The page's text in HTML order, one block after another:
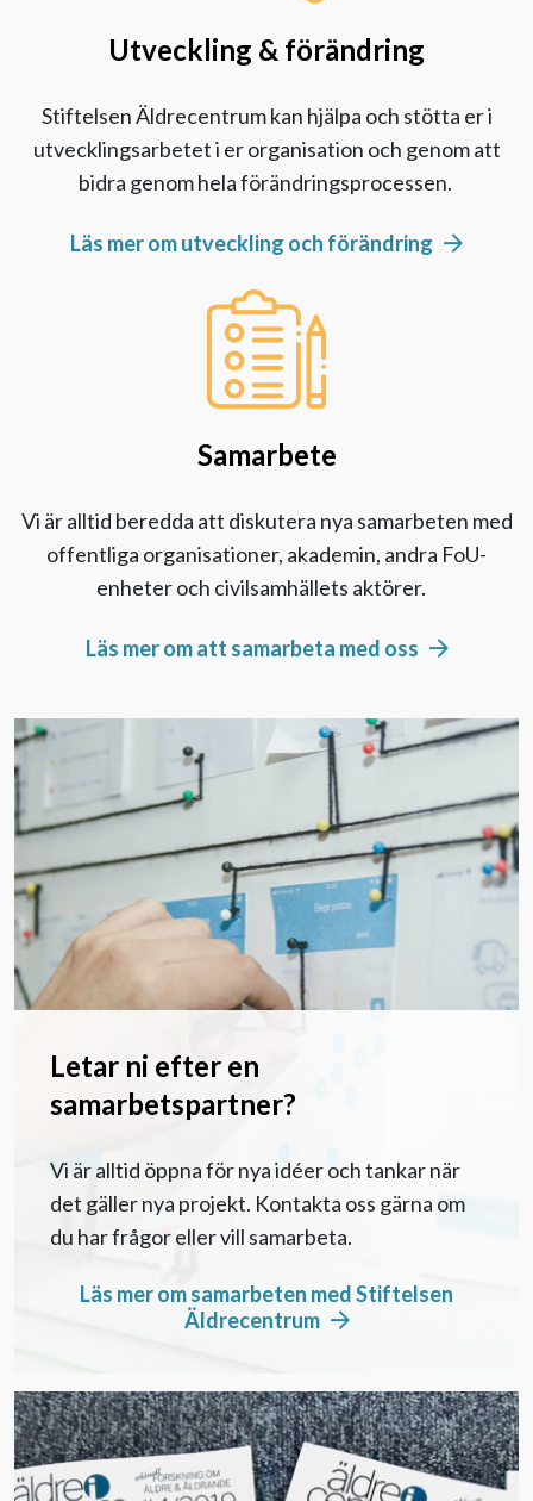
Utveckling & förändring
Stiftelsen Äldrecentrum kan hjälpa och stötta er i
utvecklingsarbetet i er organisation och genom att
bidra genom hela förändringsprocessen.
Läs mer om utveckling och förändring
Samarbete
Vi är alltid beredda att diskutera nya samarbeten med
offentliga organisationer, akademin, andra FoU-
enheter och civilsamhällets aktörer.
Läs mer om att samarbeta med oss
Letar ni efter en
samarbetspartner?
Vi är alltid öppna för nya idéer och tankar när
det gäller nya projekt. Kontakta oss gärna om
du har frågor eller vill samarbeta.
Läs mer om samarbeten med Stiftelsen
Äldrecentrum